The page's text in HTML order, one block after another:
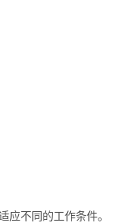
不同的工作条件。